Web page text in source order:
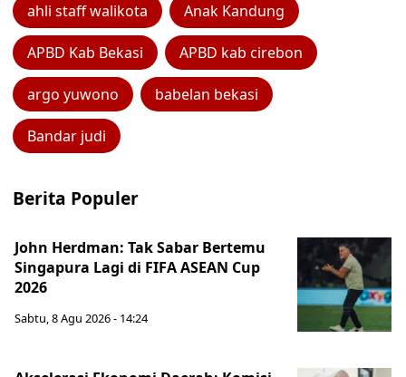
ahli staff walikota Anak Kandung
APBD Kab Bekasi APBD kab cirebon
argo yuwono babelan bekasi
Bandar judi
Berita Populer
John Herdman: Tak Sabar Bertemu
Singapura Lagi di FIFA ASEAN Cup
2026
Sabtu, 8 Agu 2026 - 14:24